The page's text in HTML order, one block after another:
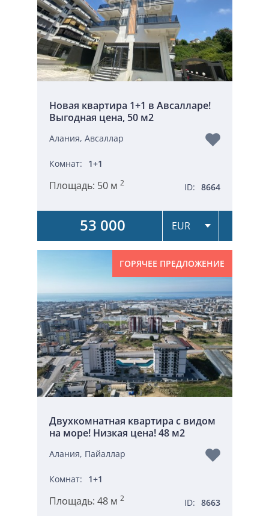
Новая квартира 1+1 в Авсалларе!
Выгодная цена, 50 м2
Алания, Авсаллар
Комнат: 1+1
Площадь: 50 м 2 ID: 8664
53 000
ГОРЯЧЕЕ ПРЕДЛОЖЕНИЕ
Двухкомнатная квартира с видом
на море! Низкая цена! 48 м2
Алания, Пайаллар
Комнат: 1+1
Площадь: 48 м 2 ID: 8663